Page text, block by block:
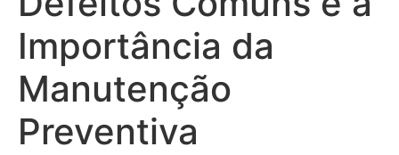
Importância da
Manutenção
Preventiva